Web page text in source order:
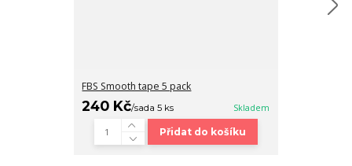
FBS Smooth tape 5 pack
240 Kč/sada 5 ks Skladem
Přidat do košíku